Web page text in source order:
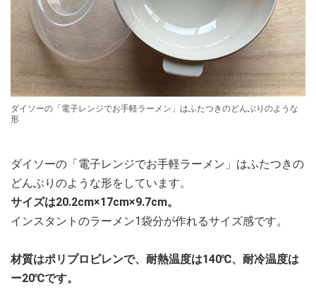
ダイソーの「電子レンジでお手軽ラーメン」はふたつきのどんぶりのような
形
ダイソーの「電子レンジでお手軽ラーメン」はふたつきの
どんぶりのような形をしています。
サイズは20.2cm×17cm×9.7cm。
インスタントのラーメン1袋分が作れるサイズ感です。
材質はポリプロピレンで、耐熱温度は140℃、耐冷温度は
ー20℃です。